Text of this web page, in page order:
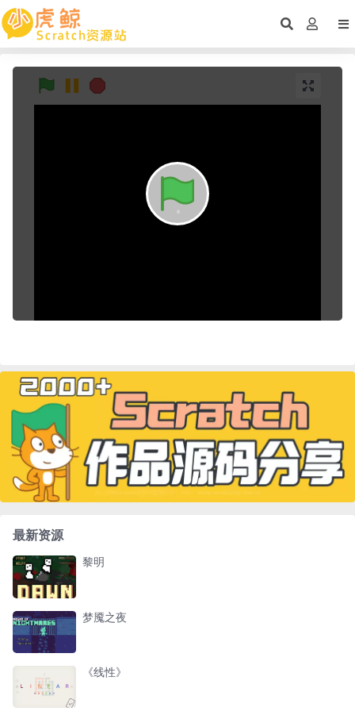
最新资源
黎明
梦魇之夜
《线性》